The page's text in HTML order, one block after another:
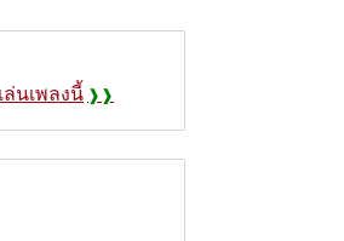
เล่นเพลงนี้